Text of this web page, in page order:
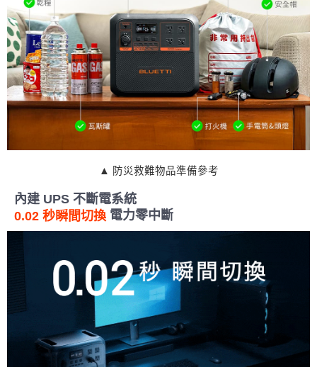
▲ 防災救難物品準備參考
內建 UPS 不斷電系統
0.02 秒瞬間切換 電力零中斷